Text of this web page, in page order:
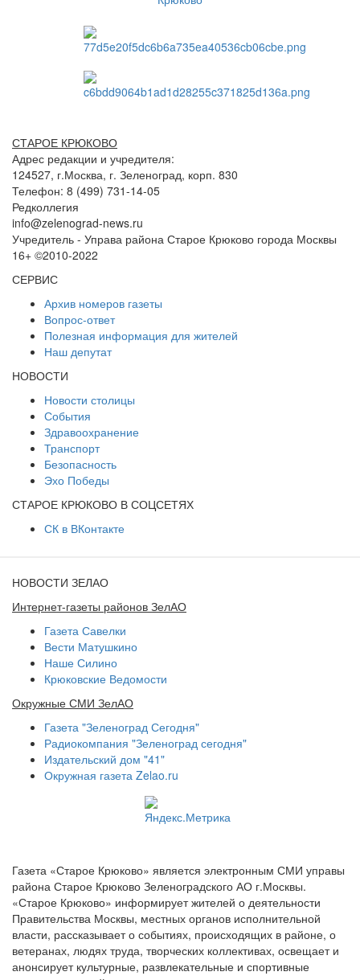
СТАРОЕ КРЮКОВО
Адрес редакции и учредителя:
124527, г.Москва, г. Зеленоград, корп. 830
Телефон: 8 (499) 731-14-05
Редколлегия
info@zelenograd-news.ru
Учредитель - Управа района Старое Крюково города Москвы
16+ ©2010-2022
СЕРВИС
Архив номеров газеты
Вопрос-ответ
Полезная информация для жителей
Наш депутат
НОВОСТИ
Новости столицы
События
Здравоохранение
Транспорт
Безопасность
Эхо Победы
СТАРОЕ КРЮКОВО В СОЦСЕТЯХ
СК в ВКонтакте
НОВОСТИ ЗЕЛАО
Интернет-газеты районов ЗелАО
Газета Савелки
Вести Матушкино
Наше Силино
Крюковские Ведомости
Окружные СМИ ЗелАО
Газета "Зеленоград Сегодня"
Радиокомпания "Зеленоград сегодня"
Издательский дом "41"
Окружная газета Zelao.ru
Газета «Старое Крюково» является электронным СМИ управы
района Старое Крюково Зеленоградского АО г.Москвы.
«Старое Крюково» информирует жителей о деятельности
Правительства Москвы, местных органов исполнительной
власти, рассказывает о событиях, происходящих в районе, о
ветеранах, людях труда, творческих коллективах, освещает и
анонсирует культурные, развлекательные и спортивные